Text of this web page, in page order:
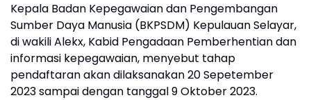
Kepala Badan Kepegawaian dan Pengembangan
Sumber Daya Manusia (BKPSDM) Kepulauan Selayar,
di wakili Alekx, Kabid Pengadaan Pemberhentian dan
informasi kepegawaian, menyebut tahap
pendaftaran akan dilaksanakan 20 Sepetember
2023 sampai dengan tanggal 9 Oktober 2023.